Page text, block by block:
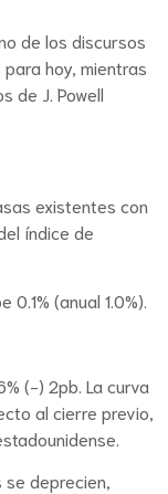
de los discursos
hoy, mientras
de J. Powell
existentes con
índice de
(anual 1.0%).
(-) 2pb. La curva
al cierre previo,
se deprecien,